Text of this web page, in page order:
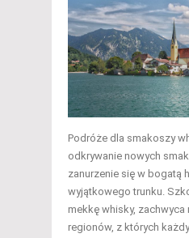
Podróże dla smakoszy
odkrywanie nowych
zanurzenie się w bogatą
wyjątkowego trunku.
mekkę whisky,
regionów, z których